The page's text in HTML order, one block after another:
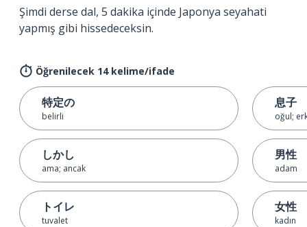
Şimdi derse dal, 5 dakika içinde Japonya seyahati
yapmış gibi hissedeceksin.
Öğrenilecek 14 kelime/ifade
特定の
belirli
しかし
ama; ancak
トイレ
tuvalet
息子
oğul;
男性
adam
女性
kadın